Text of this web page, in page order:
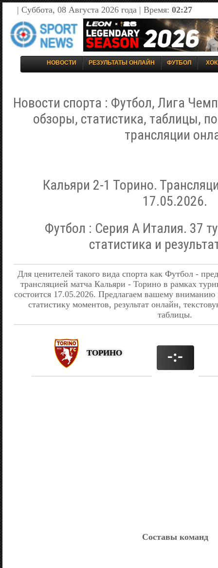
| Суббота, 08 Августа 2026 года | Время: 02:27
НОВОСТИ РЕЗУЛЬТАТЫ ОНЛАЙН ФУТБОЛ
Новости спорта : Футбол, Лига
обзоры, статистика, таблицы,
трансляции
Кальяри 2-1 Торино.
17.05.2026.
Футбол : Серия А Италия. 37
статистика и
Для ценителей такого вида спорта как Футбол -
трансляцией матча Кальяри - Торино в рамках
состоится 17.05.2026. Предлагаем вашему
статистику моментов, результат онлайн,
таблицы.
ТОРИНО -:-
Составы команд